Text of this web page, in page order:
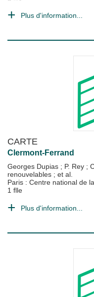
Plus d'information...
CARTE
Clermont-Ferrand
Georges Dupias ; P. Rey ;
renouvelables ; et al.
Paris : Centre national de
1 flle
Plus d'information...